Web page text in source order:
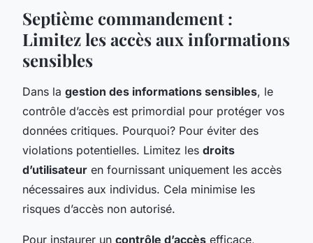
Septième commandement :
Limitez les accès aux informations
sensibles
Dans la gestion des informations sensibles, le
contrôle d’accès est primordial pour protéger vos
données critiques. Pourquoi? Pour éviter des
violations potentielles. Limitez les droits
d’utilisateur en fournissant uniquement les accès
nécessaires aux individus. Cela minimise les
risques d’accès non autorisé.
Pour instaurer un contrôle d’accès efficace,